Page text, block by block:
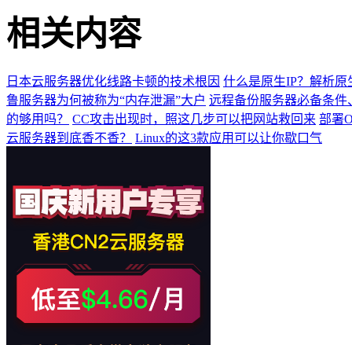
相关内容
日本云服务器优化线路卡顿的技术根因 什么是原生IP？解析原
鲁服务器为何被称为“内存泄漏”大户 远程备份服务器必备条
的够用吗？
CC攻击出现时，照这几步可以把网站救回来 部署
云服务器到底香不香？
Linux的这3款应用可以让你歇口气